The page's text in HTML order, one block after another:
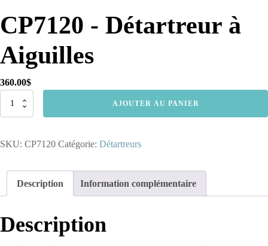
CP7120 - Détartreur à
Aiguilles
360.00$
quantité
Détartreur
AJOUTER AU PANIER
SKU: CP7120 Catégorie: Détartreurs
Description Information complémentaire
Description